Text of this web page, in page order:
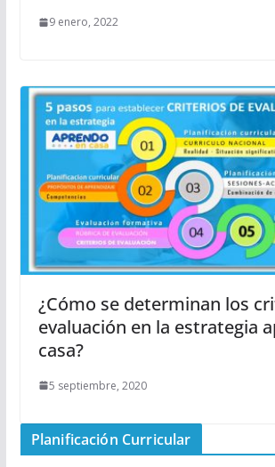
9 enero, 2022
¿Cómo se determinan los
evaluación en la estrategia
casa?
5 septiembre, 2020
Planificación Curricular